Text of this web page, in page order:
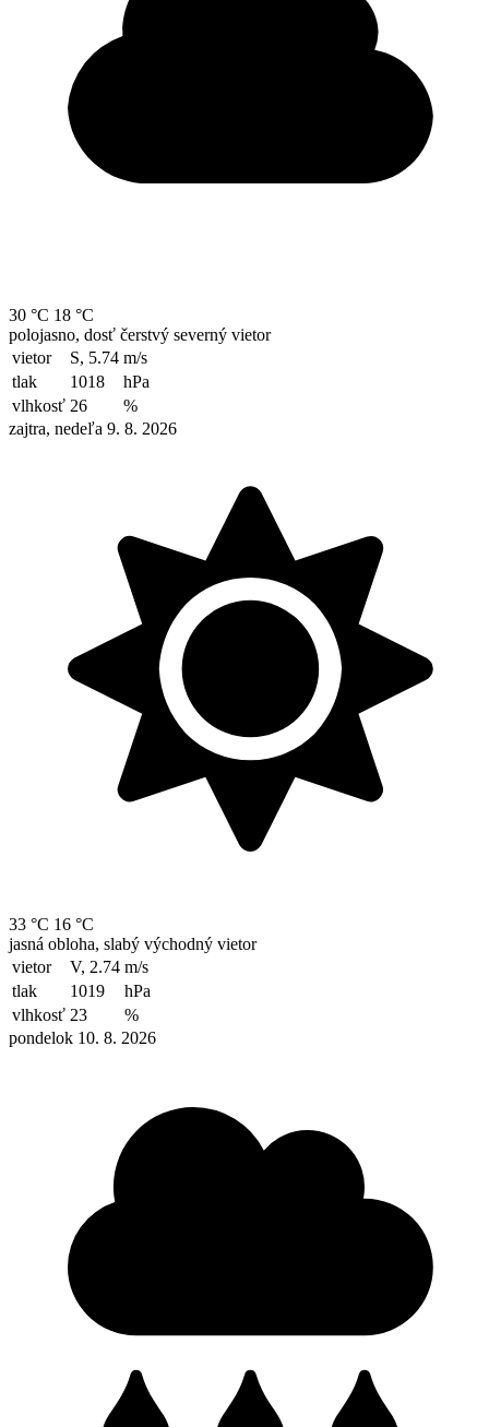
30 °C 18 °C
polojasno, dosť čerstvý severný vietor
vietor
S, 5.74 m/s
tlak
1018
hPa
vlhkosť 26
%
zajtra, nedeľa 9. 8. 2026
33 °C 16 °C
jasná obloha, slabý východný vietor
vietor
V, 2.74 m/s
tlak
1019
hPa
vlhkosť 23
%
pondelok 10. 8. 2026